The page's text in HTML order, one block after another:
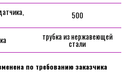
500
трубка из нержавеющей
стали
по требованию заказчика